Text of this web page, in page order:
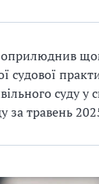
судової
суду у
за травень